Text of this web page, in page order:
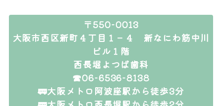
〒550-0013
大阪市西区新町４丁目１－４ 新なにわ筋中川
ビル１階
西長堀よつば歯科
☎06-6536-8138
🚃大阪メトロ阿波座駅から徒歩3分